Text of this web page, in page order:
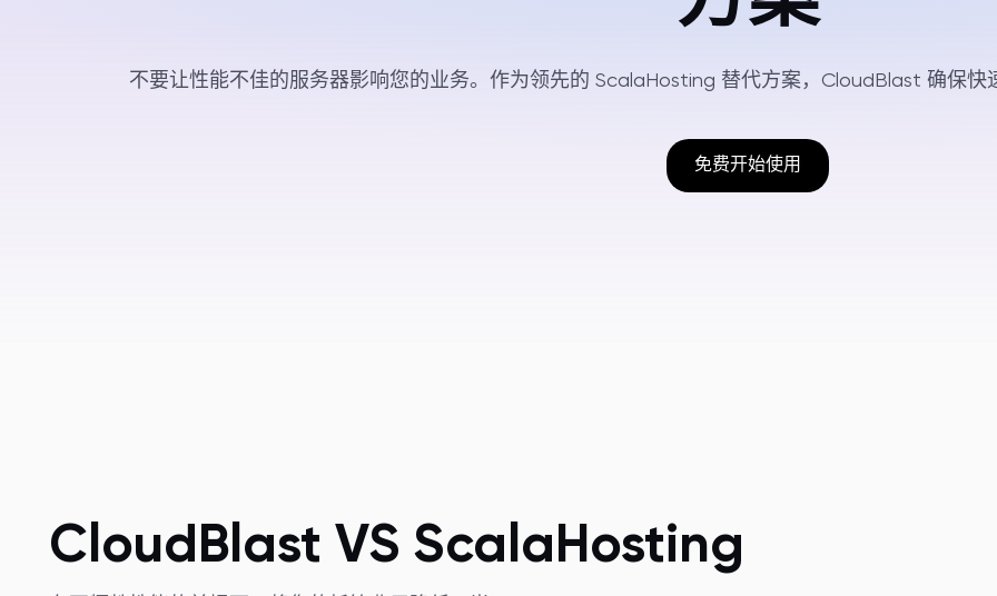
不要让性能不佳的服务器影响您的业务。作为领先的 ScalaHosting 替代方案，CloudBlast 确保
免费开始使用
CloudBlast VS ScalaHosting